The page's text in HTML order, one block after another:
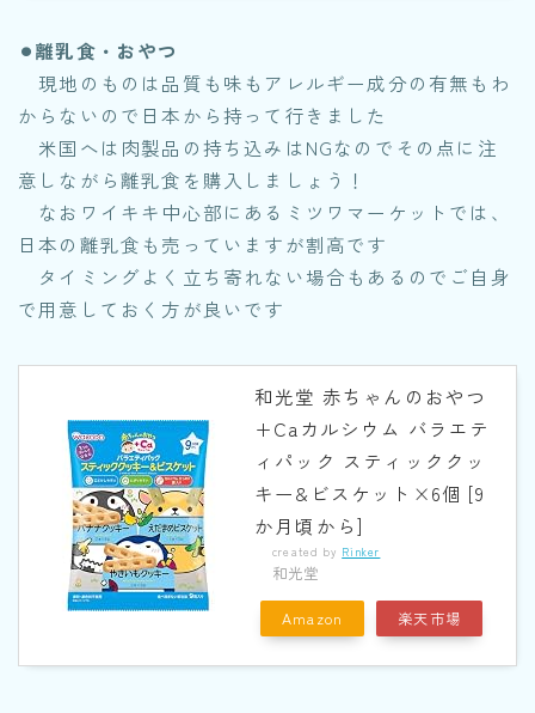
⚫︎離乳食・おやつ
現地のものは品質も味もアレルギー成分の有無もわ
からないので日本から持って行きました
米国へは肉製品の持ち込みはNGなのでその点に注
意しながら離乳食を購入しましょう！
なおワイキキ中心部にあるミツワマーケットでは、
日本の離乳食も売っていますが割高です
タイミングよく立ち寄れない場合もあるのでご自身
で用意しておく方が良いです
和光堂 赤ちゃんのおやつ
+Caカルシウム バラエテ
ィパック スティッククッ
キー&ビスケット×6個 [9
か月頃から]
created by Rinker
和光堂
Amazon 楽天市場